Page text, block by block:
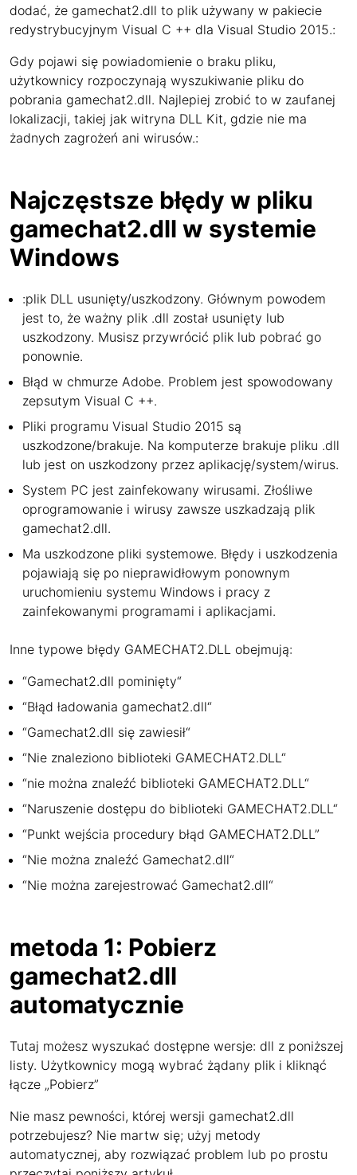
dodać, że gamechat2.dll to plik używany w pakiecie
redystrybucyjnym Visual C ++ dla Visual Studio 2015.:
Gdy pojawi się powiadomienie o braku pliku,
użytkownicy rozpoczynają wyszukiwanie pliku do
pobrania gamechat2.dll. Najlepiej zrobić to w zaufanej
lokalizacji, takiej jak witryna DLL Kit, gdzie nie ma
żadnych zagrożeń ani wirusów.:
Najczęstsze błędy w pliku
gamechat2.dll w systemie
Windows
:plik DLL usunięty/uszkodzony. Głównym powodem
jest to, że ważny plik .dll został usunięty lub
uszkodzony. Musisz przywrócić plik lub pobrać go
ponownie.
Błąd w chmurze Adobe. Problem jest spowodowany
zepsutym Visual C ++.
Pliki programu Visual Studio 2015 są
uszkodzone/brakuje. Na komputerze brakuje pliku .dll
lub jest on uszkodzony przez aplikację/system/wirus.
System PC jest zainfekowany wirusami. Złośliwe
oprogramowanie i wirusy zawsze uszkadzają plik
gamechat2.dll.
Ma uszkodzone pliki systemowe. Błędy i uszkodzenia
pojawiają się po nieprawidłowym ponownym
uruchomieniu systemu Windows i pracy z
zainfekowanymi programami i aplikacjami.
Inne typowe błędy GAMECHAT2.DLL obejmują:
“Gamechat2.dll pominięty“
“Błąd ładowania gamechat2.dll“
“Gamechat2.dll się zawiesił“
“Nie znaleziono biblioteki GAMECHAT2.DLL“
“nie można znaleźć biblioteki GAMECHAT2.DLL“
“Naruszenie dostępu do biblioteki GAMECHAT2.DLL“
“Punkt wejścia procedury błąd GAMECHAT2.DLL”
“Nie można znaleźć Gamechat2.dll“
“Nie można zarejestrować Gamechat2.dll“
metoda 1: Pobierz
gamechat2.dll
automatycznie
Tutaj możesz wyszukać dostępne wersje: dll z poniższej
listy. Użytkownicy mogą wybrać żądany plik i kliknąć
łącze „Pobierz”
Nie masz pewności, której wersji gamechat2.dll
potrzebujesz? Nie martw się; użyj metody
automatycznej, aby rozwiązać problem lub po prostu